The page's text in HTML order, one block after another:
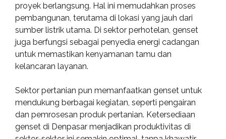
proyek berlangsung. Hal ini memudahkan proses
pembangunan, terutama di lokasi yang jauh dari
sumber listrik utama. Di sektor perhotelan, genset
juga berfungsi sebagai penyedia energi cadangan
untuk memastikan kenyamanan tamu dan
kelancaran layanan.
Sektor pertanian pun memanfaatkan genset untuk
mendukung berbagai kegiatan, seperti pengairan
dan pemrosesan produk pertanian. Ketersediaan
genset di Denpasar menjadikan produktivitas di